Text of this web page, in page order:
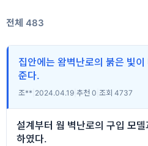
전체 483
집안에는 왐벽난로의 붉은 빛
준다.
조** 2024.04.19 추천 0 조회 4737
설계부터 웜 벽난로의 구입 모
하였다.